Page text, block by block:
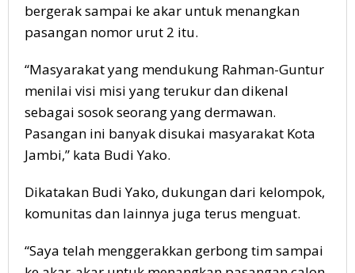
bergerak sampai ke akar untuk menangkan
pasangan nomor urut 2 itu.
“Masyarakat yang mendukung Rahman-Guntur
menilai visi misi yang terukur dan dikenal
sebagai sosok seorang yang dermawan.
Pasangan ini banyak disukai masyarakat Kota
Jambi,” kata Budi Yako.
Dikatakan Budi Yako, dukungan dari kelompok,
komunitas dan lainnya juga terus menguat.
“Saya telah menggerakkan gerbong tim sampai